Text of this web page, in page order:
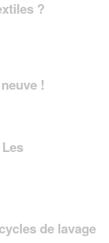
?
!
de lavage